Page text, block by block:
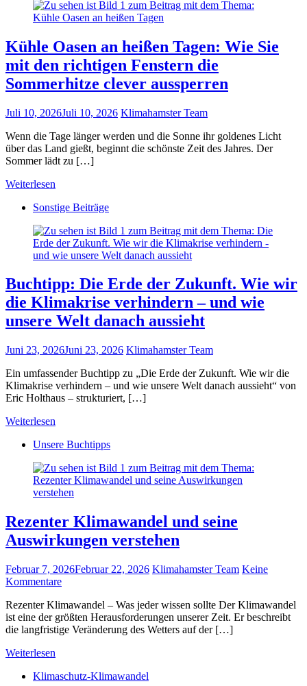
Kühle Oasen an heißen Tagen: Wie Sie
mit den richtigen Fenstern die
Sommerhitze clever aussperren
Juli 10, 2026Juli 10, 2026 Klimahamster Team
Wenn die Tage länger werden und die Sonne ihr goldenes Licht
über das Land gießt, beginnt die schönste Zeit des Jahres. Der
Sommer lädt zu […]
Weiterlesen
Sonstige Beiträge
Buchtipp: Die Erde der Zukunft. Wie wir
die Klimakrise verhindern – und wie
unsere Welt danach aussieht
Juni 23, 2026Juni 23, 2026 Klimahamster Team
Ein umfassender Buchtipp zu „Die Erde der Zukunft. Wie wir die
Klimakrise verhindern – und wie unsere Welt danach aussieht“ von
Eric Holthaus – strukturiert, […]
Weiterlesen
Unsere Buchtipps
Rezenter Klimawandel und seine
Auswirkungen verstehen
Februar 7, 2026Februar 22, 2026 Klimahamster Team Keine
Kommentare
Rezenter Klimawandel – Was jeder wissen sollte Der Klimawandel
ist eine der größten Herausforderungen unserer Zeit. Er beschreibt
die langfristige Veränderung des Wetters auf der […]
Weiterlesen
Klimaschutz-Klimawandel